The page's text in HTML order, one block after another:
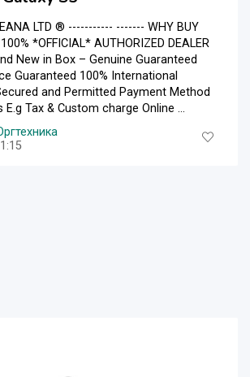
LTD ® ----------- ------- WHY BUY
*OFFICIAL* AUTHORIZED DEALER
New in Box – Genuine Guaranteed
Guaranteed 100% International
and Permitted Payment Method
E.g Tax & Custom charge Online ...